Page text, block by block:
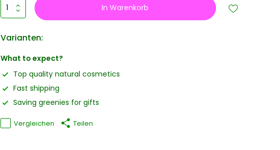
In Warenkorb
Varianten:
What to expect?
Top quality natural cosmetics
Fast shipping
Saving greenies for gifts
Vergleichen Teilen